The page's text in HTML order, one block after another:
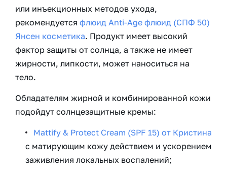
или инъекционных методов ухода,
рекомендуется флюид Anti-Age флюид (СПФ 50)
Янсен косметика. Продукт имеет высокий
фактор защиты от солнца, а также не имеет
жирности, липкости, может наноситься на
тело.
Обладателям жирной и комбинированной кожи
подойдут солнцезащитные кремы:
Mattify & Protect Cream (SPF 15) от Кристина
с матирующим кожу действием и ускорением
заживления локальных воспалений;